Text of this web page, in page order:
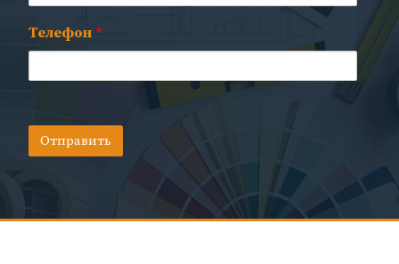
Телефон *